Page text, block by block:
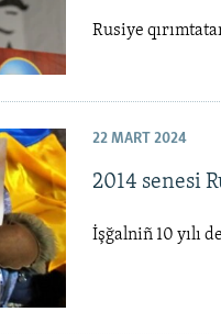
Rusiye
22 MART 2024
2014 senesi
İşğalniñ 10 yılı